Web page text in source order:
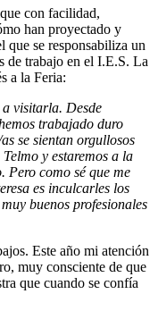
con facilidad,
han proyectado y
que se responsabiliza un
de trabajo en el I.E.S. La
a la Feria:
visitarla. Desde
trabajado duro
se sientan orgullosos
y estaremos a la
Pero como sé que me
es inculcarles los
buenos profesionales
Este año mi atención
muy consciente de que
que cuando se confía